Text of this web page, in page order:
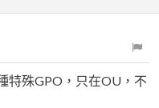
特殊GPO，只在OU，不